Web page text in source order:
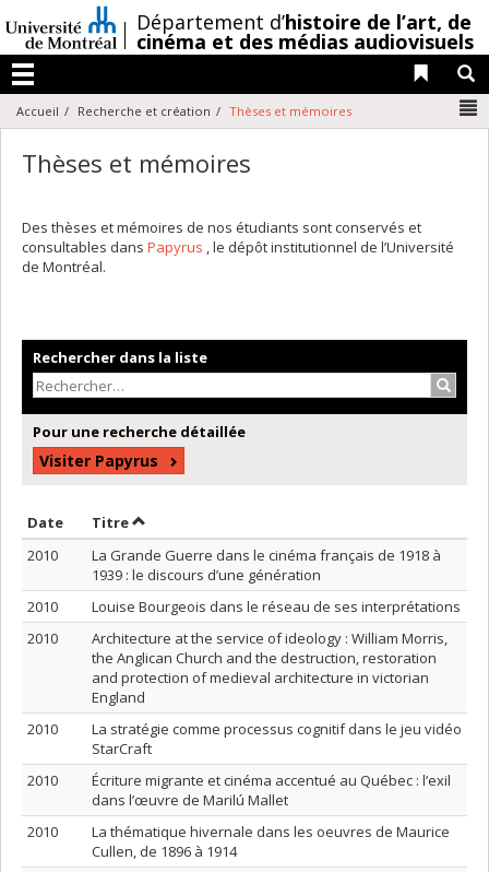
au
contenu
/Département d’histoire de l’art, de
cinéma et des médias audiovisuels
Menu
Liens
Accueil Recherche et création Thèses et mémoires
Thèses et mémoires
Des thèses et mémoires de nos étudiants sont conservés et
consultables dans Papyrus , le dépôt institutionnel de l’Université
de Montréal.
Rechercher dans la liste
Pour une recherche détaillée
Visiter Papyrus
Date Trier par date en ordre décroissant
TitreTrier par titre en ordre décroissant
2010
La Grande Guerre dans le cinéma français de 1918 à
1939 : le discours d’une génération
2010
Louise Bourgeois dans le réseau de ses interprétations
2010
Architecture at the service of ideology : William Morris,
the Anglican Church and the destruction, restoration
and protection of medieval architecture in victorian
England
2010
La stratégie comme processus cognitif dans le jeu vidéo
StarCraft
2010
Écriture migrante et cinéma accentué au Québec : l’exil
dans l’œuvre de Marilú Mallet
2010
La thématique hivernale dans les oeuvres de Maurice
Cullen, de 1896 à 1914